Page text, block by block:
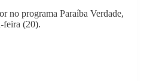
no programa Paraíba Verdade,
feira (20).